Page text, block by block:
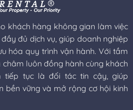
khách hàng không gian làm việc
đủ dịch vụ, giúp doanh nghiệp
hóa quy trình vận hành. Với tầm
luôn đồng hành cùng khách
tiếp tục là đối tác tin cậy, giúp
bền vững và mở rộng cơ hội kinh